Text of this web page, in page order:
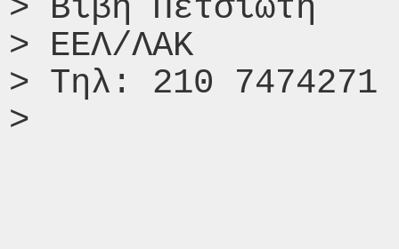
> Βιβή Πετσιώτη
> ΕΕΛ/ΛΑΚ
> Τηλ: 210 7474271
>